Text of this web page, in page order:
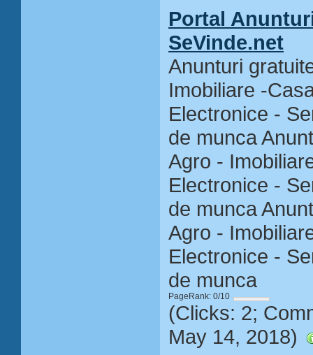
Portal
SeVinde.net
Anunturi
Imobiliare -
Electronice -
de munca
Agro -
Electronice -
de munca
Agro -
Electronice -
de munca
PageRank: 0/10
(Clicks: 2;
May 14, 2018)